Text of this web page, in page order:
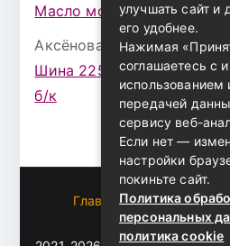
Масло моторное ZIC X7
Аксёнова Адельк записи
Шина 225/75 Р-16 Nokian
б/к
Главная
Карта
улучшать сайт и
его удобнее.
Нажимая
соглашаетесь с
использованием
передачей
сервису веб-
Если нет —
настройки
покиньте сайт.
Политика
персональных
политика cookie